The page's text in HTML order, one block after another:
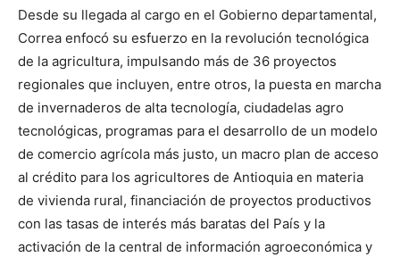
Desde su llegada al cargo en el Gobierno departamental,
Correa enfocó su esfuerzo en la revolución tecnológica
de la agricultura, impulsando más de 36 proyectos
regionales que incluyen, entre otros, la puesta en marcha
de invernaderos de alta tecnología, ciudadelas agro
tecnológicas, programas para el desarrollo de un modelo
de comercio agrícola más justo, un macro plan de acceso
al crédito para los agricultores de Antioquia en materia
de vivienda rural, financiación de proyectos productivos
con las tasas de interés más baratas del País y la
activación de la central de información agroeconómica y